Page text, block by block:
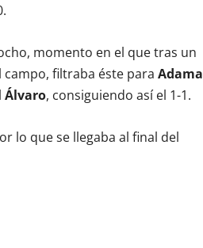
momento en el que tras un
campo, filtraba éste para Adama
Álvaro, consiguiendo así el 1-1.
lo que se llegaba al final del